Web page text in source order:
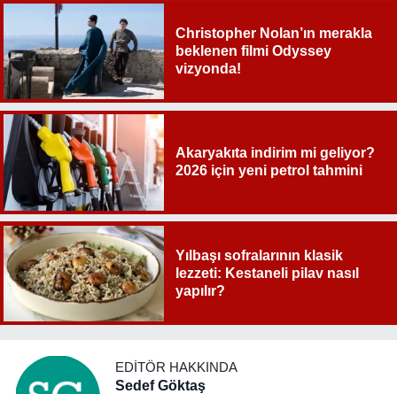
Christopher Nolan’ın merakla
beklenen filmi Odyssey
vizyonda!
Akaryakıta indirim mi geliyor?
2026 için yeni petrol tahmini
Yılbaşı sofralarının klasik
lezzeti: Kestaneli pilav nasıl
yapılır?
EDITÖR HAKKINDA
Sedef Göktaş